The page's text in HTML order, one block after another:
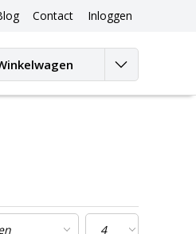
Contact Inloggen